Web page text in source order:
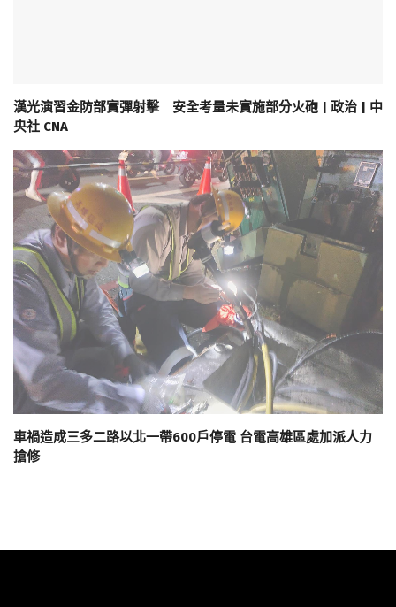
漢光演習金防部實彈射擊 安全考量未實施部分火砲 | 政治 | 中
央社 CNA
車禍造成三多二路以北一帶600戶停電 台電高雄區處加派人力
搶修